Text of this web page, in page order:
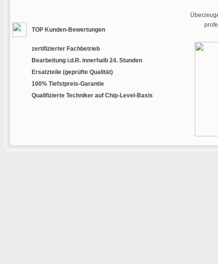
TOP Kunden-Bewertungen
zertifizierter Fachbetrieb
Bearbeitung i.d.R. innerhalb 24. Stunden
Ersatzteile (geprüfte Qualität)
100% Tiefstpreis-Garantie
Qualifizierte Techniker auf Chip-Level-Basis